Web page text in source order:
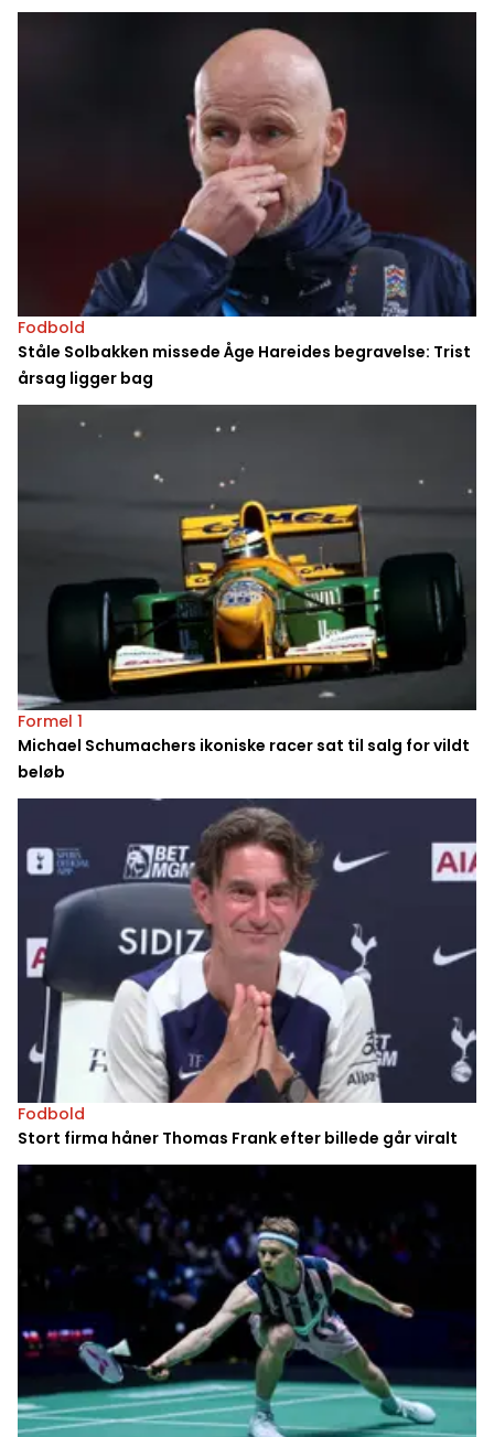
Fodbold
Ståle Solbakken missede Åge Hareides begravelse: Trist
årsag ligger bag
Formel 1
Michael Schumachers ikoniske racer sat til salg for vildt
beløb
Fodbold
Stort firma håner Thomas Frank efter billede går viralt